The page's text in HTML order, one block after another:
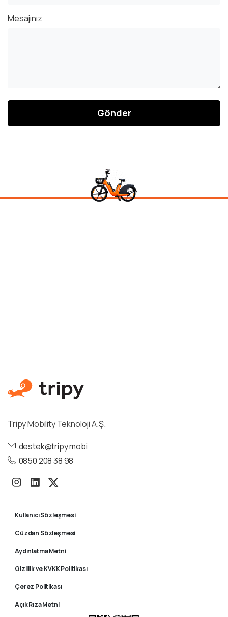
Mesajınız
Tripy Mobility Teknoloji A.Ş.
destek@tripy.mobi
0850 208 38 98
Kullanıcı Sözleşmesi
Cüzdan Sözleşmesi
Aydınlatma Metni
Gizlilik ve KVKK Politikası
Çerez Politikası
Açık Rıza Metni